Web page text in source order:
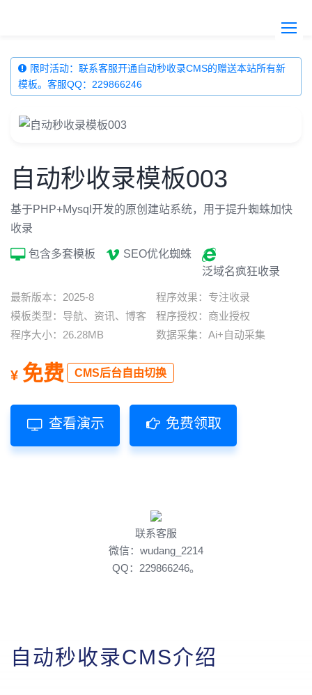
限时活动：联系客服开通自动秒收录CMS的赠送本站所有新
模板。 客服QQ：229866246
自动秒收录模板003
基于PHP+Mysql开发的原创建站系统，用于提升蜘蛛加快
收录
包含多套模板
SEO优化蜘蛛
泛域名疯狂收录
最新版本： 2025-8 程序效果： 专注收录
模板类型： 导航、资讯、博客 程序授权： 商业授权
程序大小： 26.28MB 数据采集： Ai+自动采集
¥ 免费 CMS后台自由切换
查看演示 免费领取
联系客服
微信： wudang_2214
QQ：229866246。
自动秒收录CMS介绍